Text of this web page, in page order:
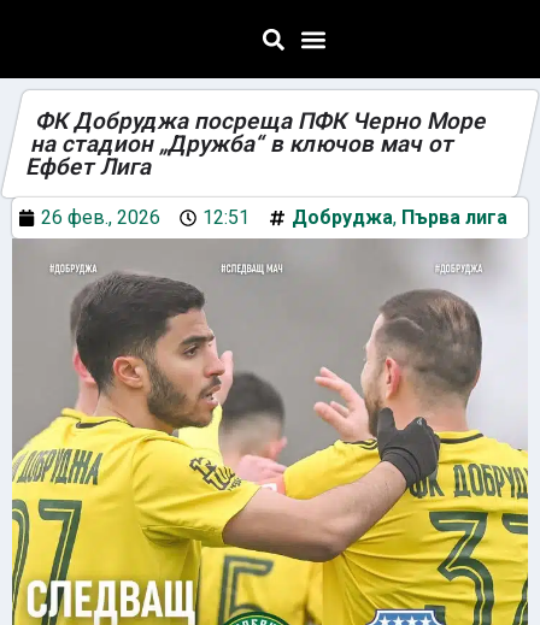
ФК Добруджа посреща ПФК Черно Море
на стадион „Дружба“ в ключов мач от
Ефбет Лига
26 фев., 2026 12:51 Добруджа, Първа лига